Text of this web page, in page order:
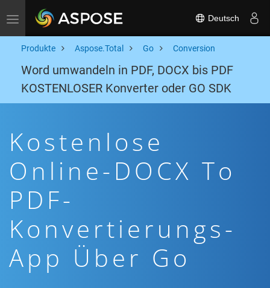
Toggle navigation Deutsch
Produkte Aspose.Total Go Conversion
Word umwandeln in PDF, DOCX bis PDF
KOSTENLOSER Konverter oder GO SDK
Kostenlose
Online-DOCX To
PDF-
Konvertierungs-
App Über Go